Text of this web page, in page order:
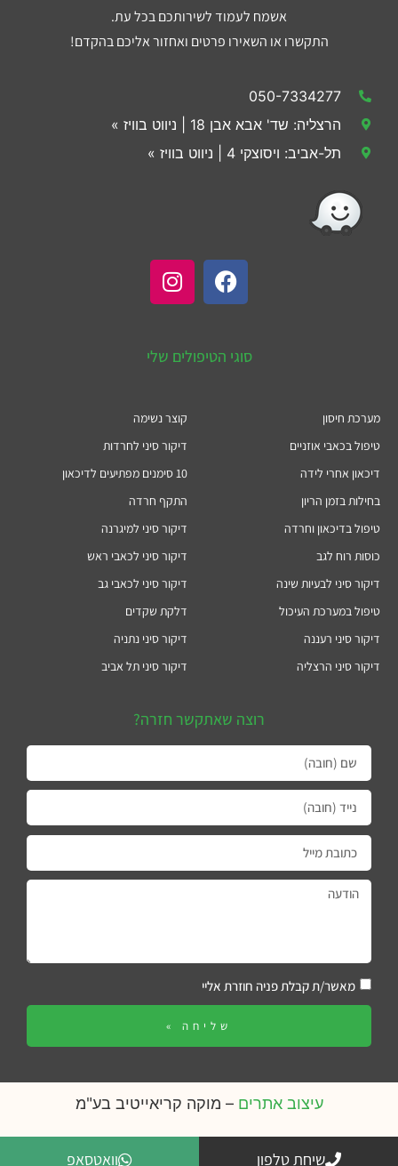
אשמח לעמוד לשירותכם בכל עת.
התקשרו או השאירו פרטים ואחזור אליכם בהקדם!
050-7334277
הרצליה: שד' אבא אבן 18 | ניווט בוויז »
תל-אביב: ויסוצקי 4 | ניווט בוויז »
סוגי הטיפולים שלי
מערכת חיסון
טיפול בכאבי אוזניים
דיכאון אחרי לידה
בחילות בזמן הריון
טיפול בדיכאון וחרדה
כוסות רוח לגב
דיקור סיני לבעיות שינה
טיפול במערכת העיכול
דיקור סיני רעננה
דיקור סיני הרצליה
קוצר נשימה
דיקור סיני לחרדות
10 סימנים מפתיעים לדיכאון
התקף חרדה
דיקור סיני למיגרנה
דיקור סיני לכאבי ראש
דיקור סיני לכאבי גב
דלקת שקדים
דיקור סיני נתניה
דיקור סיני תל אביב
רוצה שאתקשר חזרה?
מאשר/ת קבלת פניה חוזרת אליי
שליחה »
עיצוב אתרים – מוקה קריאייטיב בע"מ
שיחת טלפון וואטסאפ